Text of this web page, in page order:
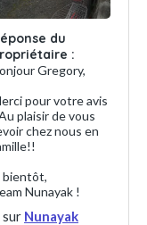
du
:
Gregory,
pour votre avis
plaisir de vous
chez nous en
bientôt,
Nunayak !
sur Nunayak